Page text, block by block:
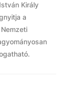
Király
a